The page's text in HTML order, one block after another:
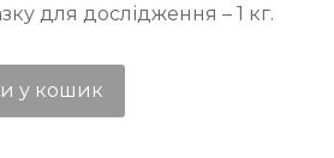
для дослідження – 1 кг.
у кошик